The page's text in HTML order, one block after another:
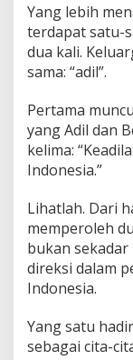
Yang lebih
terdapat satu-
dua kali.
sama: “adil”.
Pertama
yang Adil dan
kelima:
Indonesia.”
Lihatlah. Dari
memperoleh
bukan
direksi dalam
Indonesia.
Yang satu
sebagai cita-